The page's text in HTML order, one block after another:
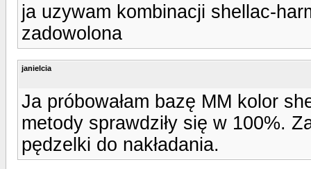
ja uzywam kombinacji shellac-
zadowolona
janielcia
Ja próbowałam bazę MM kolor
metody sprawdziły się w 100%.
pędzelki do nakładania.